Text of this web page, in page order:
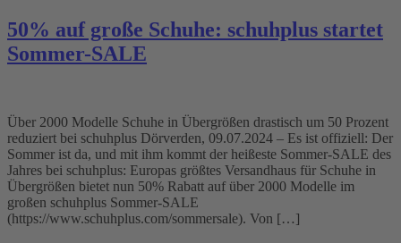
50% auf große Schuhe: schuhplus startet
Sommer-SALE
Über 2000 Modelle Schuhe in Übergrößen drastisch um 50 Prozent
reduziert bei schuhplus Dörverden, 09.07.2024 – Es ist offiziell: Der
Sommer ist da, und mit ihm kommt der heißeste Sommer-SALE des
Jahres bei schuhplus: Europas größtes Versandhaus für Schuhe in
Übergrößen bietet nun 50% Rabatt auf über 2000 Modelle im
großen schuhplus Sommer-SALE
(https://www.schuhplus.com/sommersale). Von […]